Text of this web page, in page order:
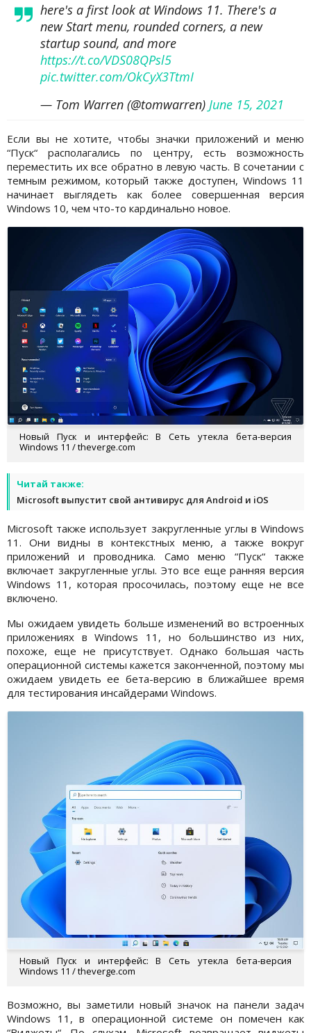
here's a first look at Windows 11. There's a
new Start menu, rounded corners, a new
startup sound, and more
https://t.co/VDS08QPsl5
pic.twitter.com/OkCyX3TtmI
— Tom Warren (@tomwarren) June 15, 2021
Если вы не хотите, чтобы значки приложений и меню
“Пуск“ располагались по центру, есть возможность
переместить их все обратно в левую часть. В сочетании с
темным режимом, который также доступен, Windows 11
начинает выглядеть как более совершенная версия
Windows 10, чем что-то кардинально новое.
Новый Пуск и интерфейс: В Сеть утекла бета-версия
Windows 11 / theverge.com
Читай также:
Microsoft выпустит свой антивирус для Android и iOS
Microsoft также использует закругленные углы в Windows
11. Они видны в контекстных меню, а также вокруг
приложений и проводника. Само меню “Пуск“ также
включает закругленные углы. Это все еще ранняя версия
Windows 11, которая просочилась, поэтому еще не все
включено.
Мы ожидаем увидеть больше изменений во встроенных
приложениях в Windows 11, но большинство из них,
похоже, еще не присутствует. Однако большая часть
операционной системы кажется законченной, поэтому мы
ожидаем увидеть ее бета-версию в ближайшее время
для тестирования инсайдерами Windows.
Новый Пуск и интерфейс: В Сеть утекла бета-версия
Windows 11 / theverge.com
Возможно, вы заметили новый значок на панели задач
Windows 11, в операционной системе он помечен как